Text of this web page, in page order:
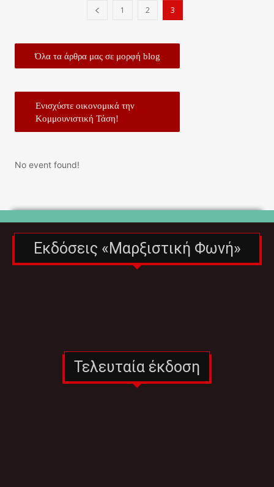
1 2 3
Όλα τα άρθρα μας σε μορφή blog
Ενισχύστε οικονομικά την
Κομμουνιστική Τάση!
No event found!
Εκδόσεις «Μαρξιστική Φωνή»
Τελευταία έκδοση